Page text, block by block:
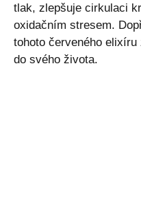
tlak, zlepšuje cirkulaci
oxidačním stresem.
tohoto červeného
do svého života.